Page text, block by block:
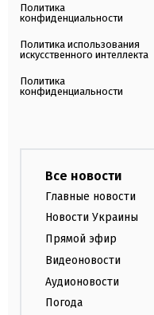
Политика
конфиденциальности
Политика использования
искусственного интеллекта
Политика
конфиденциальности
Все новости
Главные новости
Новости Украины
Прямой эфир
Видеоновости
Аудионовости
Погода